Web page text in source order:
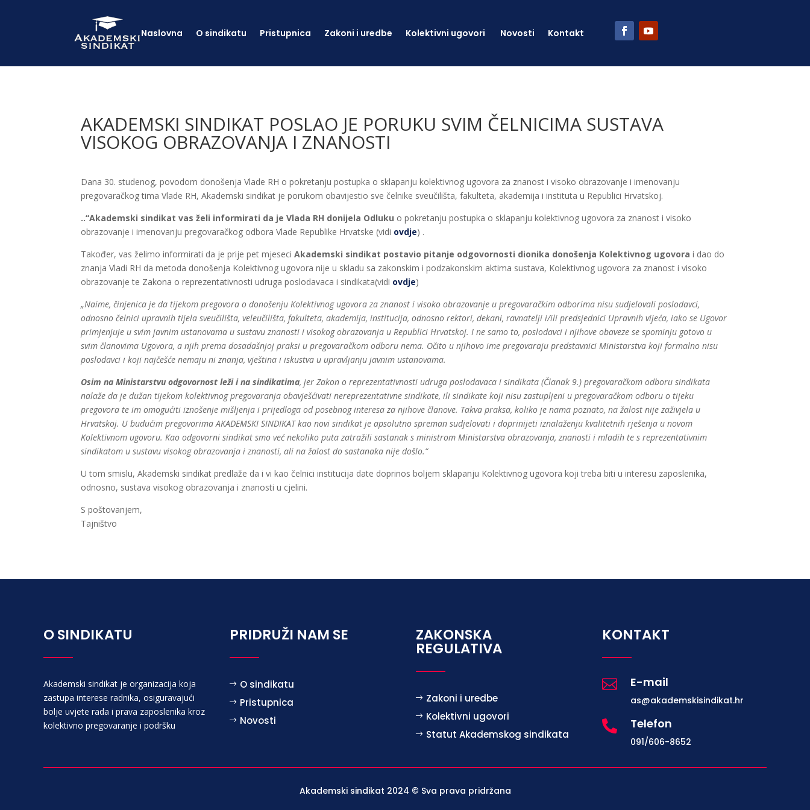
Naslovna O sindikatu Pristupnica Zakoni i uredbe Kolektivni ugovori Novosti Kontakt
AKADEMSKI SINDIKAT POSLAO JE PORUKU SVIM ČELNICIMA SUSTAVA
VISOKOG OBRAZOVANJA I ZNANOSTI
Dana 30. studenog, povodom donošenja Vlade RH o pokretanju postupka o sklapanju kolektivnog ugovora za znanost i visoko obrazovanje i imenovanju
pregovaračkog tima Vlade RH, Akademski sindikat je porukom obavijestio sve čelnike sveučilišta, fakulteta, akademija i instituta u Republici Hrvatskoj.
..“Akademski sindikat vas želi informirati da je Vlada RH donijela Odluku o pokretanju postupka o sklapanju kolektivnog ugovora za znanost i visoko
obrazovanje i imenovanju pregovaračkog odbora Vlade Republike Hrvatske (vidi ovdje) .
Također, vas želimo informirati da je prije pet mjeseciAkademski sindikat postavio pitanje odgovornosti dionika donošenja Kolektivnog ugovora i dao do
znanja Vladi RH da metoda donošenja Kolektivnog ugovora nije u skladu sa zakonskim i podzakonskim aktima sustava, Kolektivnog ugovora za znanost i visoko
obrazovanje te Zakona o reprezentativnosti udruga poslodavaca i sindikata(vidi ovdje)
„Naime, činjenica je da tijekom pregovora o donošenju Kolektivnog ugovora za znanost i visoko obrazovanje u pregovaračkim odborima nisu sudjelovali poslodavci,
odnosno čelnici upravnih tijela sveučilišta, veleučilišta, fakulteta, akademija, institucija, odnosno rektori, dekani, ravnatelji i/ili predsjednici Upravnih vijeća, iako se Ugovor
primjenjuje u svim javnim ustanovama u sustavu znanosti i visokog obrazovanja u Republici Hrvatskoj. I ne samo to, poslodavci i njihove obaveze se spominju gotovo u
svim članovima Ugovora, a njih prema dosadašnjoj praksi u pregovaračkom odboru nema. Očito u njihovo ime pregovaraju predstavnici Ministarstva koji formalno nisu
poslodavci i koji najčešće nemaju ni znanja, vještina i iskustva u upravljanju javnim ustanovama.
Osim na Ministarstvu odgovornost leži i na sindikatima, jer Zakon o reprezentativnosti udruga poslodavaca i sindikata (Članak 9.) pregovaračkom odboru sindikata
nalaže da jedužan tijekom kolektivnog pregovaranja obavješćivati nereprezentativne sindikate, ili sindikate koji nisu zastupljeni u pregovaračkom odboru o tijeku
pregovora te im omogućiti iznošenje mišljenja i prijedloga od posebnog interesa za njihove članove. Takva praksa, koliko je nama poznato, na žalost nije zaživjela u
Hrvatskoj. U budućim pregovorima AKADEMSKI SINDIKAT kao novi sindikat je apsolutno spreman sudjelovati i doprinijeti iznalaženju kvalitetnih rješenja u novom
Kolektivnom ugovoru. Kao odgovorni sindikat smo već nekoliko puta zatražili sastanak s ministrom Ministarstva obrazovanja, znanosti i mladih te s reprezentativnim
sindikatom u sustavu visokog obrazovanja i znanosti, ali na žalost do sastanaka nije došlo.“
U tom smislu, Akademski sindikat predlaže da i vi kao čelnici institucija date doprinos boljem sklapanju Kolektivnog ugovora koji treba biti u interesu zaposlenika,
odnosno, sustava visokog obrazovanja i znanosti u cjelini.
S poštovanjem,
Tajništvo
O SINDIKATU
Akademski sindikat je organizacija koja
zastupa interese radnika, osiguravajući
bolje uvjete rada i prava zaposlenika kroz
kolektivno pregovaranje i podršku
PRIDRUŽI NAM SE
O sindikatu
Pristupnica
Novosti
ZAKONSKA
REGULATIVA
Zakoni i uredbe
Kolektivni ugovori
Statut Akademskog sindikata
KONTAKT
 E-mail
as@akademskisindikat.hr
 Telefon
091/606-8652
Akademski sindikat 2024 © Sva prava pridržana